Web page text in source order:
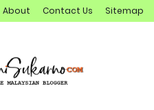
About Contact Us Sitemap